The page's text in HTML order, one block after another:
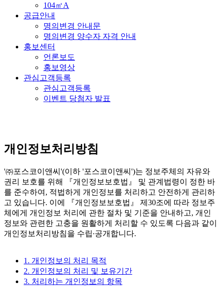
104㎡A
공급안내
명의변경 안내문
명의변경 양수자 자격 안내
홍보센터
언론보도
홍보영상
관심고객등록
관심고객등록
이벤트 당첨자 발표
개인정보처리방침
'㈜포스코이앤씨'(이하 '포스코이앤씨')는 정보주체의 자유와
권리 보호를 위해 『개인정보보호법』 및 관계법령이 정한 바
를 준수하여, 적법하게 개인정보를 처리하고 안전하게 관리하
고 있습니다. 이에 『개인정보보호법』 제30조에 따라 정보주
체에게 개인정보 처리에 관한 절차 및 기준을 안내하고, 개인
정보와 관련한 고충을 원활하게 처리할 수 있도록 다음과 같이
개인정보처리방침을 수립∙공개합니다.
1. 개인정보의 처리 목적
2. 개인정보의 처리 및 보유기간
3. 처리하는 개인정보의 항목